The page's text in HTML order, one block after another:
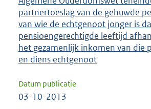
partnertoeslag van de gehuwde
van wie de echtgenoot jonger is
pensioengerechtigde leeftijd
het gezamenlijk inkomen van die
en diens echtgenoot
Datum publicatie
03-10-2013